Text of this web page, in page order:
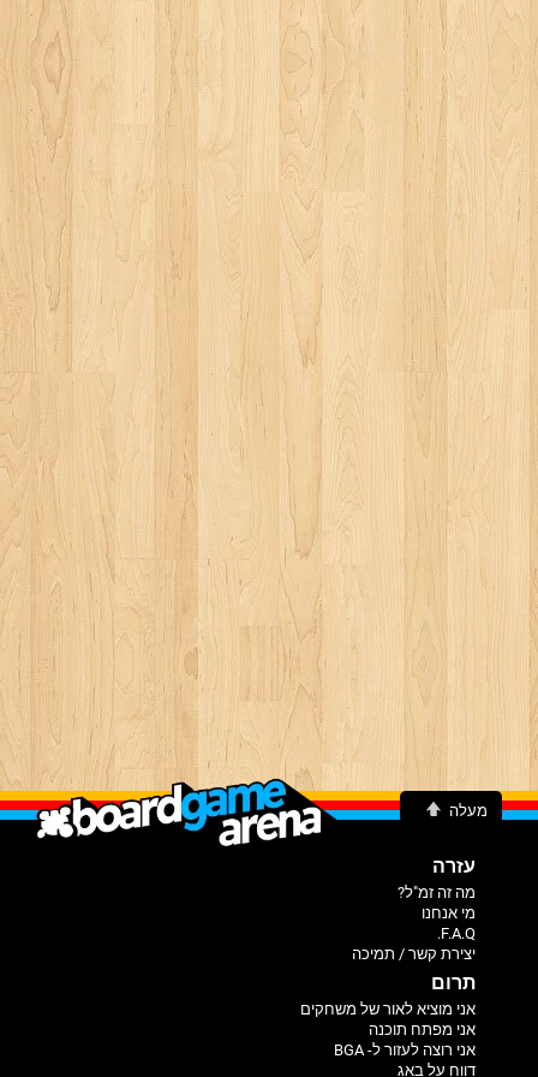
מעלה
עזרה
מה זה זמ"ל?
מי אנחנו
F.A.Q.
יצירת קשר / תמיכה
תרום
אני מוציא לאור של משחקים
אני מפתח תוכנה
אני רוצה לעזור ל- BGA
דווח על באג